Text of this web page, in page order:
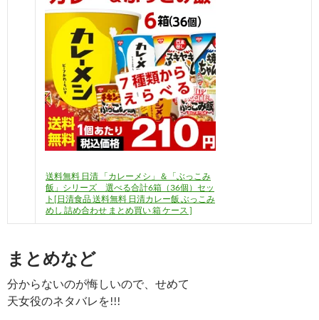
送料無料 日清 「カレーメシ」＆「ぶっこみ
飯」シリーズ 選べる合計6箱（36個）セッ
ト[日清食品 送料無料 日清カレー飯 ぶっこみ
めし 詰め合わせ まとめ買い 箱 ケース ]
まとめなど
分からないのが悔しいので、せめて
天女役のネタバレを!!!